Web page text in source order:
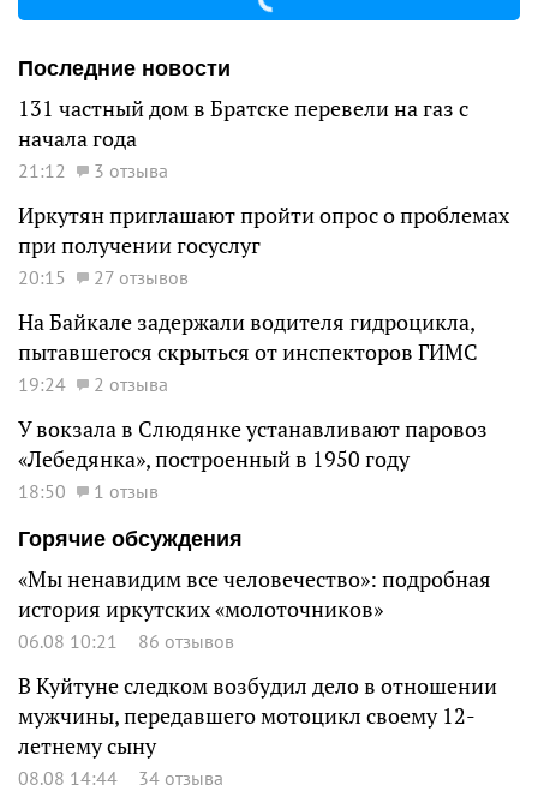
Последние новости
131 частный дом в Братске перевели на газ с
начала года
21:12 3 отзыва
Иркутян приглашают пройти опрос о проблемах
при получении госуслуг
20:15 27 отзывов
На Байкале задержали водителя гидроцикла,
пытавшегося скрыться от инспекторов ГИМС
19:24 2 отзыва
У вокзала в Слюдянке устанавливают паровоз
«Лебедянка», построенный в 1950 году
18:50
1 отзыв
Горячие обсуждения
«Мы ненавидим все человечество»: подробная
история иркутских «молоточников»
06.08 10:21 86 отзывов
В Куйтуне следком возбудил дело в отношении
мужчины, передавшего мотоцикл своему 12-
летнему сыну
08.08 14:44 34 отзыва